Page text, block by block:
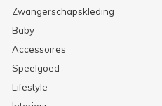
Zwangerschapskleding
Baby
Accessoires
Speelgoed
Lifestyle